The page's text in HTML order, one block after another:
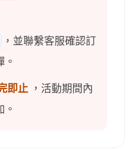
，並聯繫客服確認訂
即止 ，活動期間內